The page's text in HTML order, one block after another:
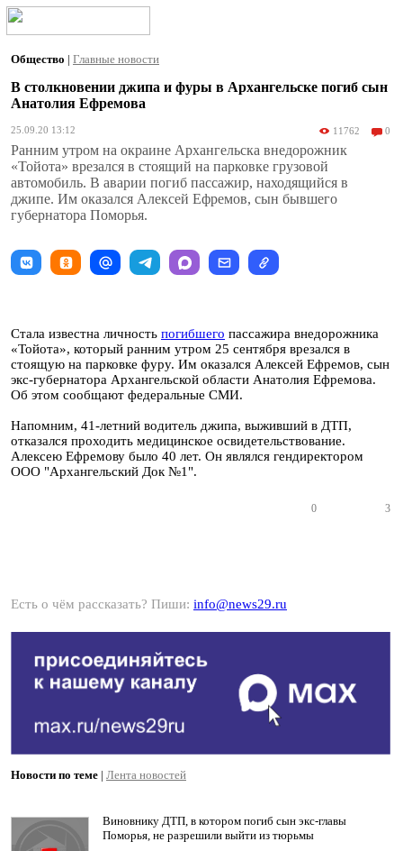
Общество | Главные новости
В столкновении джипа и фуры в Архангельске погиб сын
Анатолия Ефремова
25.09.20 13:12 11762 0
Ранним утром на окраине Архангельска внедорожник
«Тойота» врезался в стоящий на парковке грузовой
автомобиль. В аварии погиб пассажир, находящийся в
джипе. Им оказался Алексей Ефремов, сын бывшего
губернатора Поморья.
Стала известна личность погибшего пассажира внедорожника
«Тойота», который ранним утром 25 сентября врезался в
стоящую на парковке фуру. Им оказался Алексей Ефремов, сын
экс-губернатора Архангельской области Анатолия Ефремова.
Об этом сообщают федеральные СМИ.
Напомним, 41-летний водитель джипа, выживший в ДТП,
отказался проходить медицинское освидетельствование.
Алексею Ефремову было 40 лет. Он являлся гендиректором
ООО "Архангельский Док №1".
0 3
Есть о чём рассказать? Пиши: info@news29.ru
Новости по теме | Лента новостей
Виновнику ДТП, в котором погиб сын экс-главы
Поморья, не разрешили выйти из тюрьмы